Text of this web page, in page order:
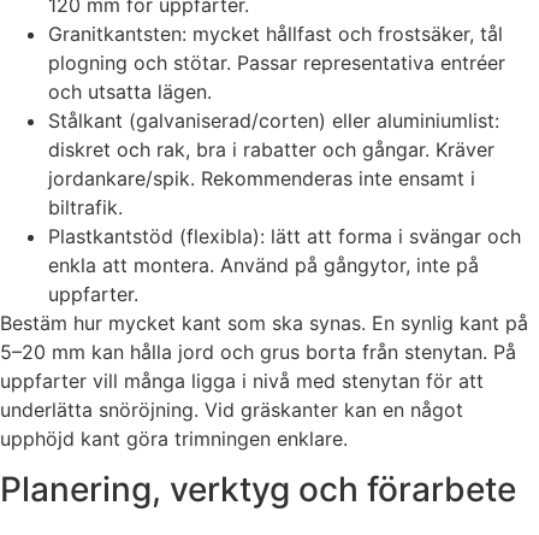
Granitkantsten: mycket hållfast och frostsäker, tål
plogning och stötar. Passar representativa entréer
och utsatta lägen.
Stålkant (galvaniserad/corten) eller aluminiumlist:
diskret och rak, bra i rabatter och gångar. Kräver
jordankare/spik. Rekommenderas inte ensamt i
biltrafik.
Plastkantstöd (flexibla): lätt att forma i svängar och
enkla att montera. Använd på gångytor, inte på
uppfarter.
Bestäm hur mycket kant som ska synas. En synlig kant på
5–20 mm kan hålla jord och grus borta från stenytan. På
uppfarter vill många ligga i nivå med stenytan för att
underlätta snöröjning. Vid gräskanter kan en något
upphöjd kant göra trimningen enklare.
Planering, verktyg och förarbete